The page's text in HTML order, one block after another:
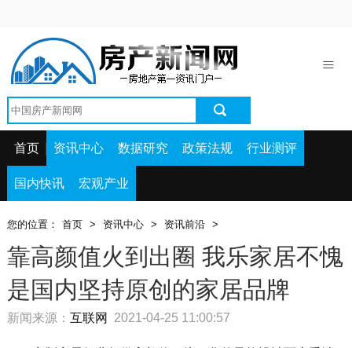
资讯中心
政策法规
国内快讯
首页 资讯中心 数据研究 政策法规 行业测评
国内快讯 宏观产业
您的位置： 首页 > 资讯中心 > 资讯前沿 >
靠高颜值火到出圈 我乐家居不愧
是国内坚持原创的家居品牌
新闻来源： 互联网 2021-04-25 11:00:57